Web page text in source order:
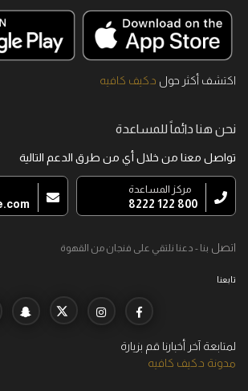
اكتشف أكثر حول د.كيف كافيه
نحن هنا دائماً للمساعدة
تواصل معنا من خلال أي من طرق الدعم التالية
مركز المساعدة
800 122 8222
اتصل بنا - دعنا نلتقي على فنجان من القهوة
تابعنا
لمتابعة آخر أخبارنا قم بزيارة
مدونة د.كيف كافيه